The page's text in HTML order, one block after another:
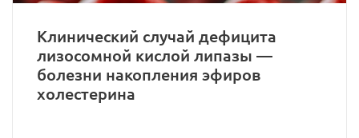
Клинический случай дефицита
лизосомной кислой липазы —
болезни накопления эфиров
холестерина